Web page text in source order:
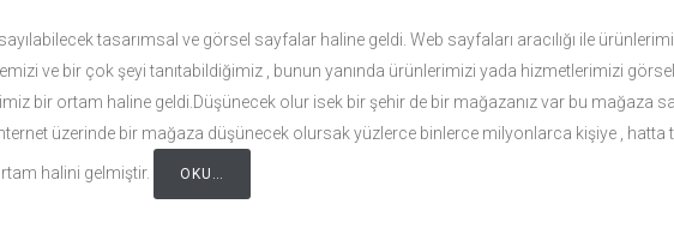
tasarımsal ve görsel sayfalar haline geldi. Web sayfaları aracılığı ile
ve bir çok şeyi tanıtabildiğimiz , bunun yanında ürünlerimizi yada hizmetlerimizi görsel
bir ortam haline geldi.Düşünecek olur isek bir şehir de bir mağazanız var bu mağaza
üzerinde bir mağaza düşünecek olursak yüzlerce binlerce milyonlarca kişiye , hatta
halini gelmiştir. OKU…